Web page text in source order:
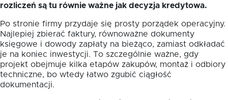
rozliczeń są tu równie ważne jak decyzja kredytowa.
Po stronie firmy przydaje się prosty porządek operacyjny.
Najlepiej zbierać faktury, równoważne dokumenty
księgowe i dowody zapłaty na bieżąco, zamiast odkładać
je na koniec inwestycji. To szczególnie ważne, gdy
projekt obejmuje kilka etapów zakupów, montaż i odbiory
techniczne, bo wtedy łatwo zgubić ciągłość
dokumentacji.